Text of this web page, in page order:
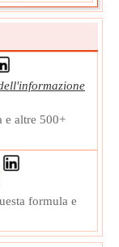
e altre 500+
formula e